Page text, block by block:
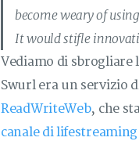
become weary of
It would stifle
Vediamo di sbrogliare
Swurl era un servizio
ReadWriteWeb, che
canale di